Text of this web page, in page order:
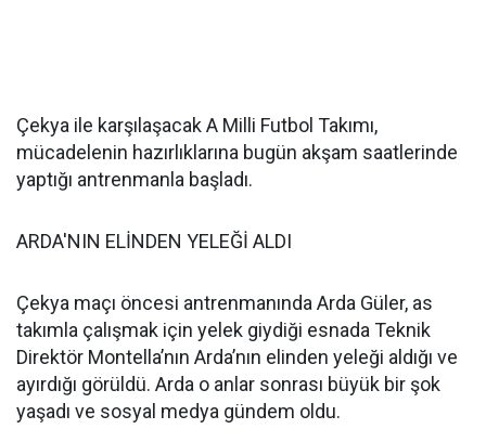
Çekya ile karşılaşacak A Milli Futbol Takımı,
mücadelenin hazırlıklarına bugün akşam saatlerinde
yaptığı antrenmanla başladı.
ARDA'NIN ELİNDEN YELEĞİ ALDI
Çekya maçı öncesi antrenmanında Arda Güler, as
takımla çalışmak için yelek giydiği esnada Teknik
Direktör Montella’nın Arda’nın elinden yeleği aldığı ve
ayırdığı görüldü. Arda o anlar sonrası büyük bir şok
yaşadı ve sosyal medya gündem oldu.